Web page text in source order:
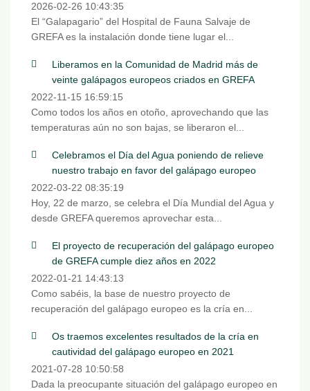
2026-02-26 10:43:35
El “Galapagario” del Hospital de Fauna Salvaje de
GREFA es la instalación donde tiene lugar el...
Liberamos en la Comunidad de Madrid más de
veinte galápagos europeos criados en GREFA
2022-11-15 16:59:15
Como todos los años en otoño, aprovechando que las
temperaturas aún no son bajas, se liberaron el...
Celebramos el Día del Agua poniendo de relieve
nuestro trabajo en favor del galápago europeo
2022-03-22 08:35:19
Hoy, 22 de marzo, se celebra el Día Mundial del Agua y
desde GREFA queremos aprovechar esta...
El proyecto de recuperación del galápago europeo
de GREFA cumple diez años en 2022
2022-01-21 14:43:13
Como sabéis, la base de nuestro proyecto de
recuperación del galápago europeo es la cría en...
Os traemos excelentes resultados de la cría en
cautividad del galápago europeo en 2021
2021-07-28 10:50:58
Dada la preocupante situación del galápago europeo en